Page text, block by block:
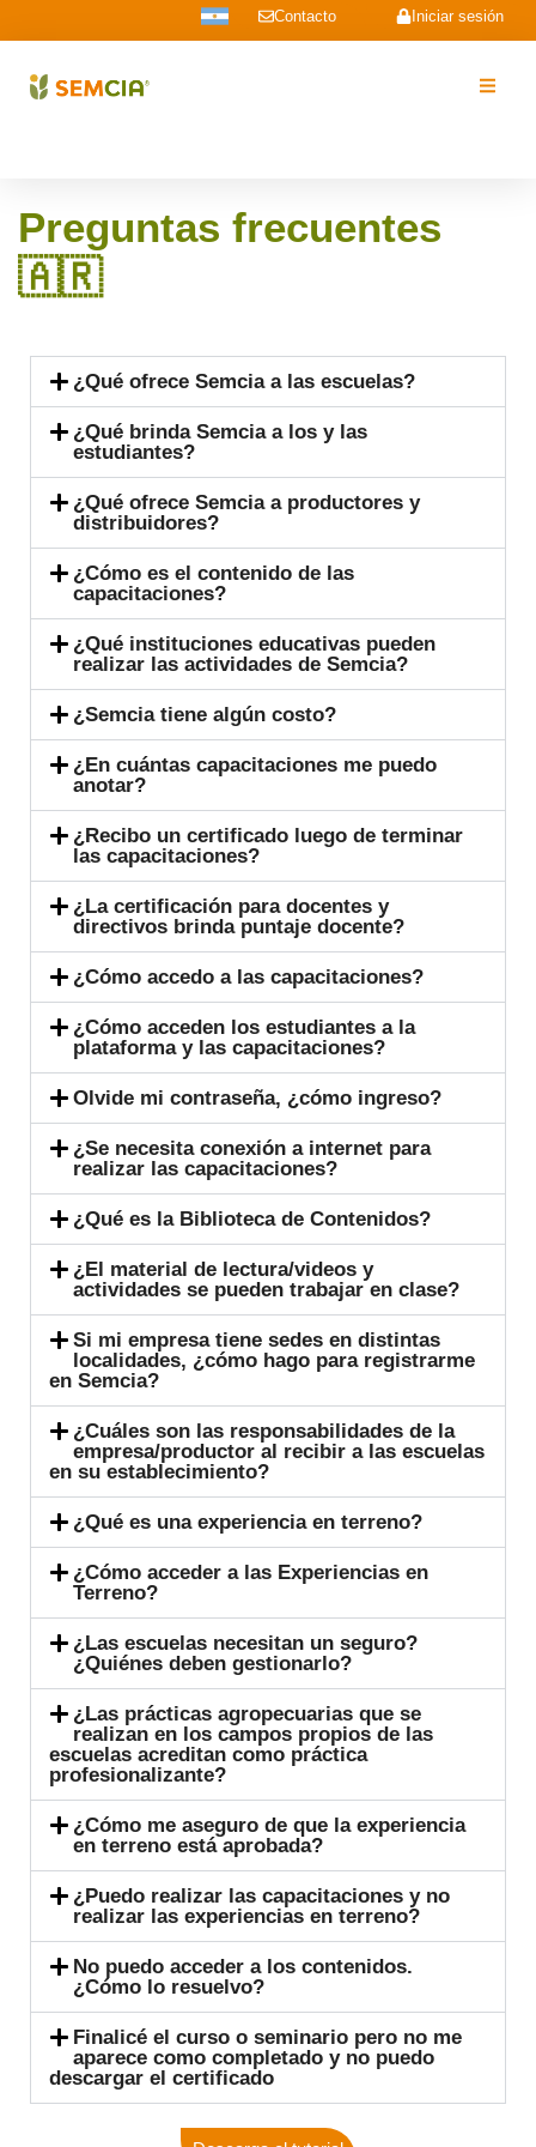
Iniciar sesión
Contacto
Preguntas frecuentes
🇦🇷​
¿Qué ofrece Semcia a las escuelas?
¿Qué brinda Semcia a los y las
estudiantes?
¿Qué ofrece Semcia a productores y
distribuidores?
¿Cómo es el contenido de las
capacitaciones?
¿Qué instituciones educativas pueden
realizar las actividades de Semcia?
¿Semcia tiene algún costo?
¿En cuántas capacitaciones me puedo
anotar?
¿Recibo un certificado luego de terminar
las capacitaciones?
¿La certificación para docentes y
directivos brinda puntaje docente?
¿Cómo accedo a las capacitaciones?
¿Cómo acceden los estudiantes a la
plataforma y las capacitaciones?
Olvide mi contraseña, ¿cómo ingreso?
¿Se necesita conexión a internet para
realizar las capacitaciones?
¿Qué es la Biblioteca de Contenidos?
¿El material de lectura/videos y
actividades se pueden trabajar en clase?
Si mi empresa tiene sedes en distintas
localidades, ¿cómo hago para registrarme
en Semcia?
¿Cuáles son las responsabilidades de la
empresa/productor al recibir a las escuelas
en su establecimiento?
¿Qué es una experiencia en terreno?
¿Cómo acceder a las Experiencias en
Terreno?
¿Las escuelas necesitan un seguro?
¿Quiénes deben gestionarlo?
¿Las prácticas agropecuarias que se
realizan en los campos propios de las
escuelas acreditan como práctica
profesionalizante?
¿Cómo me aseguro de que la experiencia
en terreno está aprobada?
¿Puedo realizar las capacitaciones y no
realizar las experiencias en terreno?
No puedo acceder a los contenidos.
¿Cómo lo resuelvo?
Finalicé el curso o seminario pero no me
aparece como completado y no puedo
descargar el certificado